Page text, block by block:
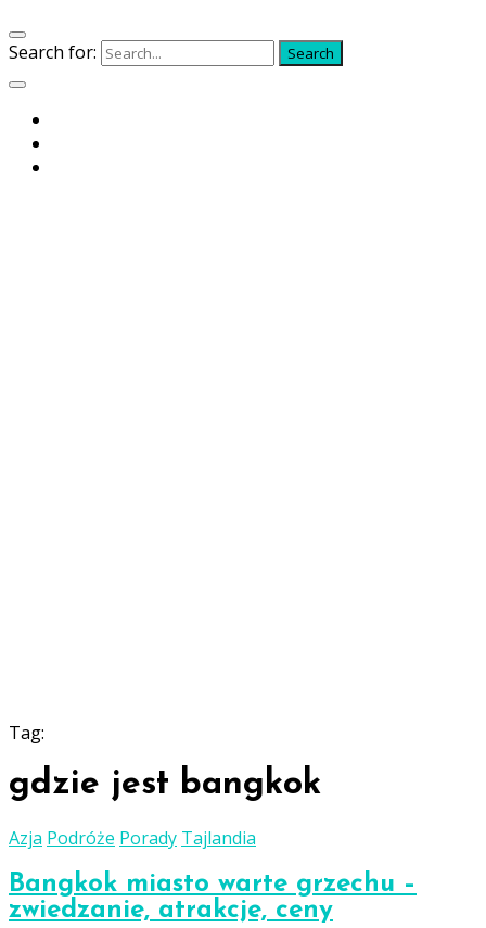
Search for: Search
Tag:
gdzie jest bangkok
Azja Podróże Porady Tajlandia
Bangkok miasto warte grzechu –
zwiedzanie, atrakcje, ceny